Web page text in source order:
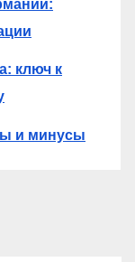
ключ к
и минусы